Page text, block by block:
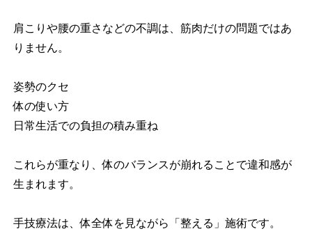
肩こりや腰の重さなどの不調は、筋肉だけの問題ではあ
りません。
姿勢のクセ
体の使い方
日常生活での負担の積み重ね
これらが重なり、体のバランスが崩れることで違和感が
生まれます。
手技療法は、体全体を見ながら「整える」施術です。